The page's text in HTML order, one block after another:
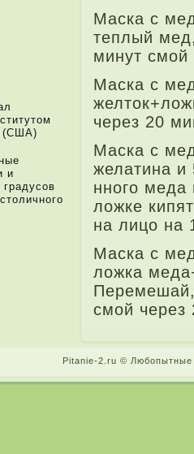
(США)
и
Маска с
теплый
минут
Маска с
через 20
Маска с
желатина и
нного меда­
ложке
на лицо на
Маска с
ложка
смой через
Pitanie-2.ru ©